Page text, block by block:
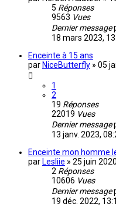
5 Réponses
9563 Vues
Dernier message
18 mars 2023,
Enceinte à 15 ans
par NiceButterfly » 05
1
2
19 Réponses
22019 Vues
Dernier message
13 janv. 2023,
Enceinte mon homme
par Lesliie » 25 juin
2 Réponses
10606 Vues
Dernier message
19 déc. 2022,